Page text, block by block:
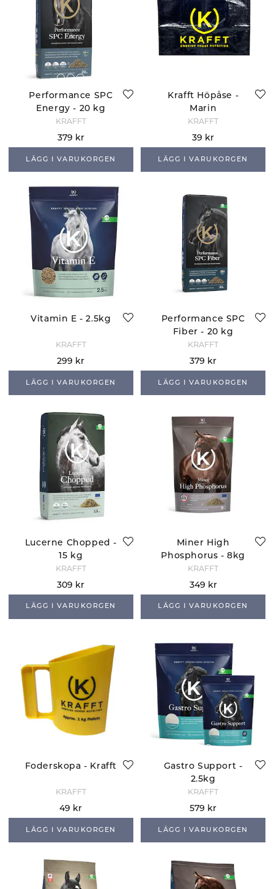
Performance SPC
Energy - 20 kg
KRAFFT
379 kr
LÄGG I VARUKORGEN
Krafft Höpåse -
Marin
KRAFFT
39 kr
LÄGG I VARUKORGEN
Vitamin E - 2.5kg
KRAFFT
299 kr
LÄGG I VARUKORGEN
Performance SPC
Fiber - 20 kg
KRAFFT
379 kr
LÄGG I VARUKORGEN
Lucerne Chopped -
15 kg
KRAFFT
309 kr
LÄGG I VARUKORGEN
Miner High
Phosphorus - 8kg
KRAFFT
349 kr
LÄGG I VARUKORGEN
Foderskopa - Krafft
KRAFFT
49 kr
LÄGG I VARUKORGEN
Gastro Support -
2.5kg
KRAFFT
579 kr
LÄGG I VARUKORGEN